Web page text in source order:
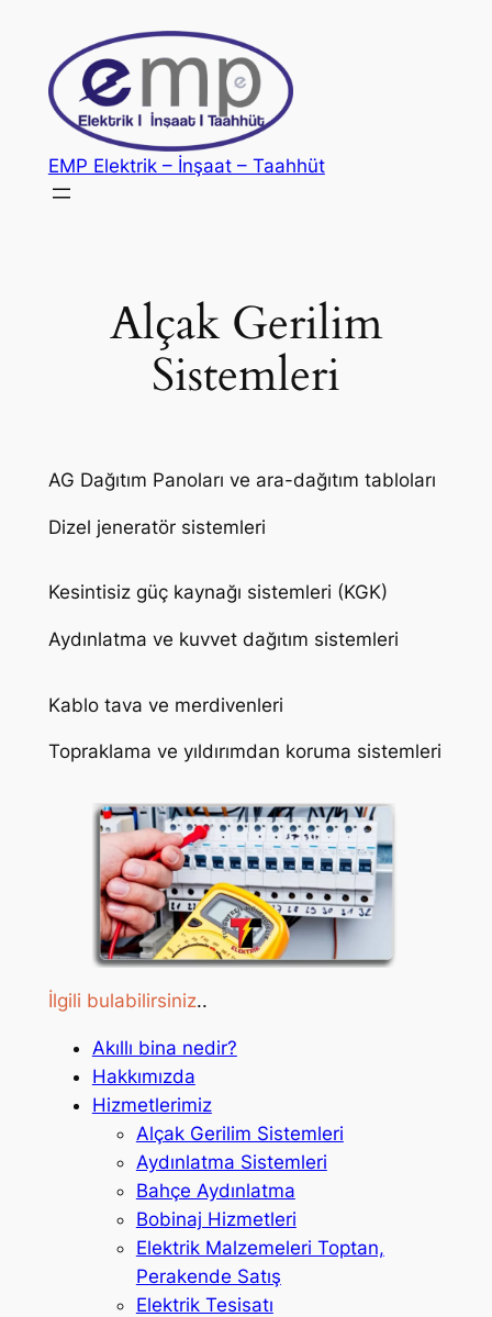
EMP Elektrik – İnşaat – Taahhüt
Alçak Gerilim
Sistemleri
AG Dağıtım Panoları ve ara-dağıtım tabloları
Dizel jeneratör sistemleri
Kesintisiz güç kaynağı sistemleri (KGK)
Aydınlatma ve kuvvet dağıtım sistemleri
Kablo tava ve merdivenleri
Topraklama ve yıldırımdan koruma sistemleri
İlgili bulabilirsiniz..
Akıllı bina nedir?
Hakkımızda
Hizmetlerimiz
Alçak Gerilim Sistemleri
Aydınlatma Sistemleri
Bahçe Aydınlatma
Bobinaj Hizmetleri
Elektrik Malzemeleri Toptan,
Perakende Satış
Elektrik Tesisatı